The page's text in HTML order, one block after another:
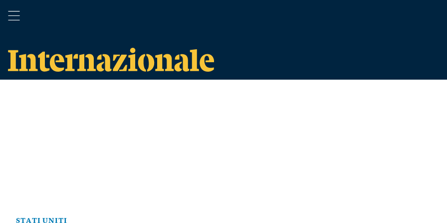
STATI UNITI